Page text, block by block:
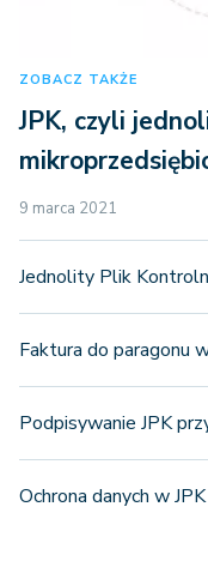
ZOBACZ TAKŻE
JPK, czyli
9 marca 2021
Jednolity Plik
Faktura do paragonu
Podpisywanie JPK
Ochrona danych w